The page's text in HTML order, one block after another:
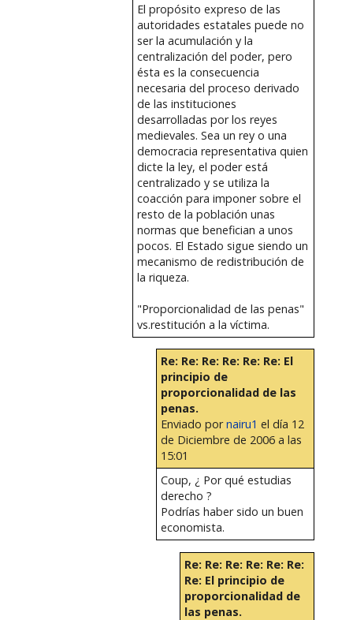
El propósito expreso de las
autoridades estatales puede no
ser la acumulación y la
centralización del poder, pero
ésta es la consecuencia
necesaria del proceso derivado
de las instituciones
desarrolladas por los reyes
medievales. Sea un rey o una
democracia representativa quien
dicte la ley, el poder está
centralizado y se utiliza la
coacción para imponer sobre el
resto de la población unas
normas que benefician a unos
pocos. El Estado sigue siendo un
mecanismo de redistribución de
la riqueza.
"Proporcionalidad de las penas"
vs.restitución a la víctima.
Re: Re: Re: Re: Re: Re: El
principio de
proporcionalidad de las
penas.
Enviado pornairu1 el día 12
de Diciembre de 2006 a las
15:01
Coup, ¿ Por qué estudias
derecho ?
Podrías haber sido un buen
economista.
Re: Re: Re: Re: Re: Re:
Re: El principio de
proporcionalidad de
las penas.